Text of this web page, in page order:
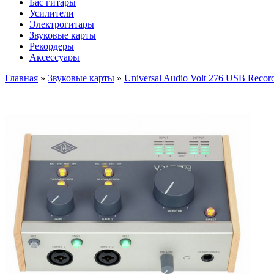
Бас гитары
Усилители
Электрогитары
Звуковые карты
Рекордеры
Аксессуары
Главная » Звуковые карты » Universal Audio Volt 276 USB